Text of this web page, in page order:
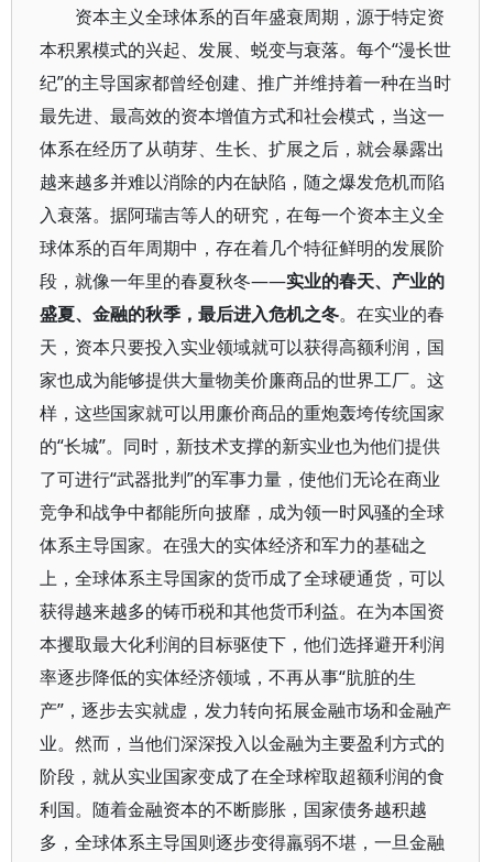
资本主义全球体系的百年盛衰周期，源于特定资
本积累模式的兴起、发展、蜕变与衰落。每个“漫长世
纪”的主导国家都曾经创建、推广并维持着一种在当时
最先进、最高效的资本增值方式和社会模式，当这一
体系在经历了从萌芽、生长、扩展之后，就会暴露出
越来越多并难以消除的内在缺陷，随之爆发危机而陷
入衰落。据阿瑞吉等人的研究，在每一个资本主义全
球体系的百年周期中，存在着几个特征鲜明的发展阶
段，就像一年里的春夏秋冬——实业的春天、产业的
盛夏、金融的秋季，最后进入危机之冬。在实业的春
天，资本只要投入实业领域就可以获得高额利润，国
家也成为能够提供大量物美价廉商品的世界工厂。这
样，这些国家就可以用廉价商品的重炮轰垮传统国家
的“长城”。同时，新技术支撑的新实业也为他们提供
了可进行“武器批判”的军事力量，使他们无论在商业
竞争和战争中都能所向披靡，成为领一时风骚的全球
体系主导国家。在强大的实体经济和军力的基础之
上，全球体系主导国家的货币成了全球硬通货，可以
获得越来越多的铸币税和其他货币利益。在为本国资
本攫取最大化利润的目标驱使下，他们选择避开利润
率逐步降低的实体经济领域，不再从事“肮脏的生
产”，逐步去实就虚，发力转向拓展金融市场和金融产
业。然而，当他们深深投入以金融为主要盈利方式的
阶段，就从实业国家变成了在全球榨取超额利润的食
利国。随着金融资本的不断膨胀，国家债务越积越
多，全球体系主导国则逐步变得羸弱不堪，一旦金融